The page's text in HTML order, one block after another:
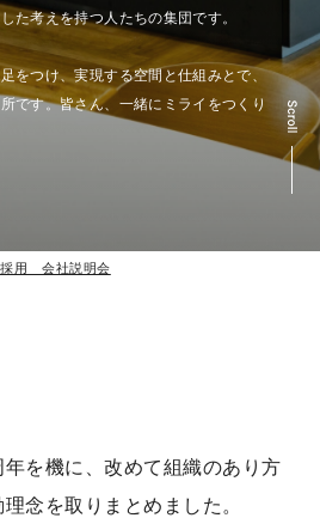
た考えを持つ人たちの集団です。
をつけ、実現する空間と仕組みとで、
です。皆さん、一緒にミライをつくり
採用 会社説明会
を機に、改めて組織のあり方
念を取りまとめました。